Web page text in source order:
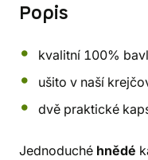
Popis
kvalitní 100%
ušito v naší
dvě praktické
Jednoduché hnědé